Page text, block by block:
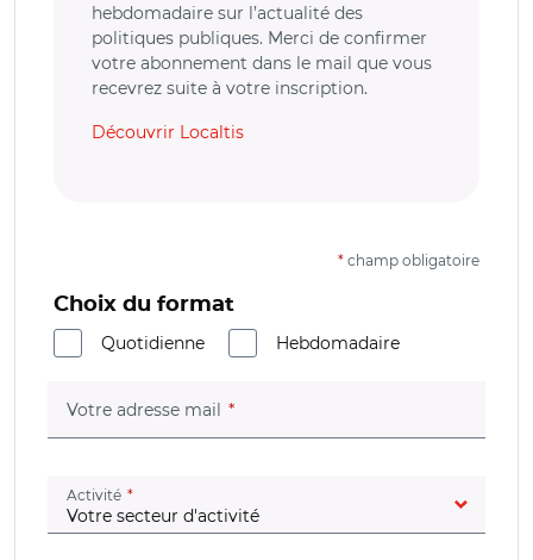
hebdomadaire sur l’actualité des
politiques publiques. Merci de confirmer
votre abonnement dans le mail que vous
recevrez suite à votre inscription.
Découvrir Localtis
* champ obligatoire
Choix du format
Quotidienne
Hebdomadaire
Votre adresse mail (champ obligatoire)
Activité (champ obligatoire)